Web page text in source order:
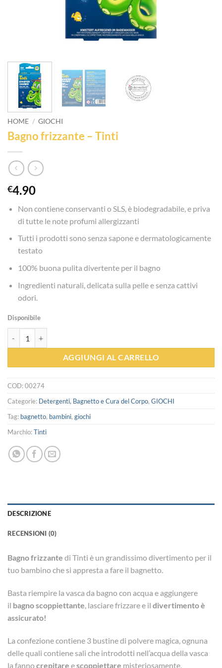
HOME / GIOCHI
Bagno frizzante – Tinti
€4.90
Non contiene conservanti o SLS, è biodegradabile, e priva
di tutte le note profumi allergizzanti
Tutti i prodotti sono senza sapone e dermatologicamente
testato
100% buona pulita divertente per il bagno
Ingredienti naturali, delicata sulla pelle e senza cattivi
odori.
Disponibile
AGGIUNGI AL CARRELLO
COD:00274
Categorie: Detergenti, Bagnetto e Cura del Corpo, GIOCHI
Tag: bagnetto, bambini, giochi
Marchio:Tinti
DESCRIZIONE
RECENSIONI (0)
Bagno frizzante di Tinti è un grandissimo divertimento per il
tuo bambino che si appresta a fare il bagnetto.
Basta riempire la vasca da bagno con acqua e aggiungere
il bagno scoppiettante, lasciare frizzare e il divertimento è
assicurato!
La confezione contiene 3 bustine di polvere magica, ognuna
delle quali contiene sali che introdotti nell’acqua della vasca
la fannocrepitare escoppiettare misteriosamente,